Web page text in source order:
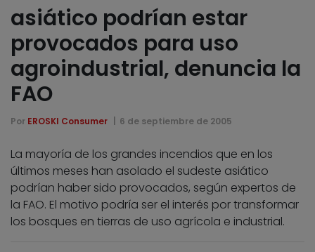
asiático podrían estar
provocados para uso
agroindustrial, denuncia la
FAO
Por EROSKI Consumer 6 de septiembre de 2005
La mayoría de los grandes incendios que en los
últimos meses han asolado el sudeste asiático
podrían haber sido provocados, según expertos de
la FAO. El motivo podría ser el interés por transformar
los bosques en tierras de uso agrícola e industrial.